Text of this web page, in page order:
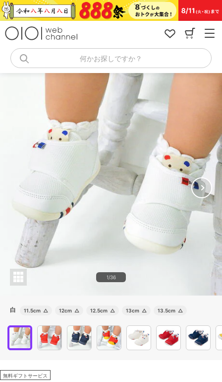
コ
ン
何かお探しですか？
1/36
白 11.5cm △ 12cm △ 12.5cm △ 13cm △ 13.5cm △
無料ギフトサービス